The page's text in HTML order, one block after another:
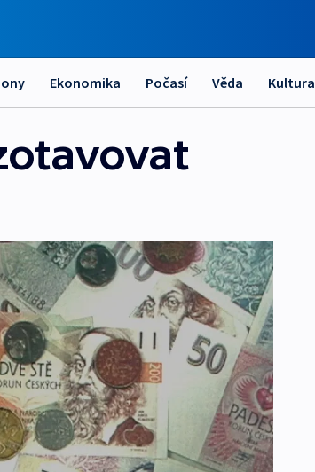
Ekonomika Počasí Věda Kultura